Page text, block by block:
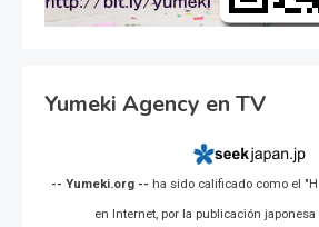
Yumeki Agency en TV
-- Yumeki.org -- ha sido calificado como el
en Internet, por la publicación japonesa